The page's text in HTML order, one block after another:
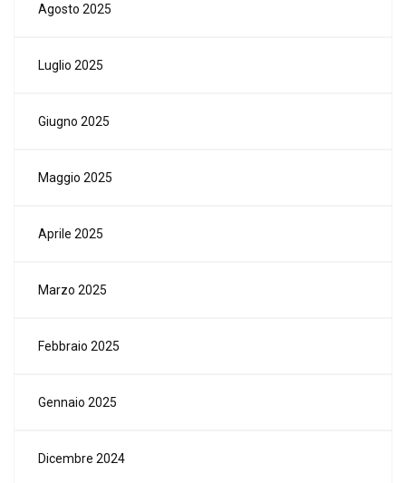
Agosto 2025
Luglio 2025
Giugno 2025
Maggio 2025
Aprile 2025
Marzo 2025
Febbraio 2025
Gennaio 2025
Dicembre 2024